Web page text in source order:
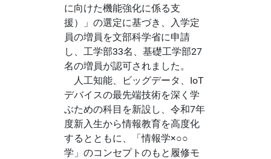
に向けた機能強化に係る支
援）」の選定に基づき、入学定
員の増員を文部科学省に申請
し、工学部33名、基礎工学部27
名の増員が認可されました。
人工知能、ビッグデータ、IoT
デバイスの最先端技術を深く学
ぶための科目を新設し、令和7年
度新入生から情報教育を高度化
するとともに、「情報学×○○
学」のコンセプトのもと履修モ